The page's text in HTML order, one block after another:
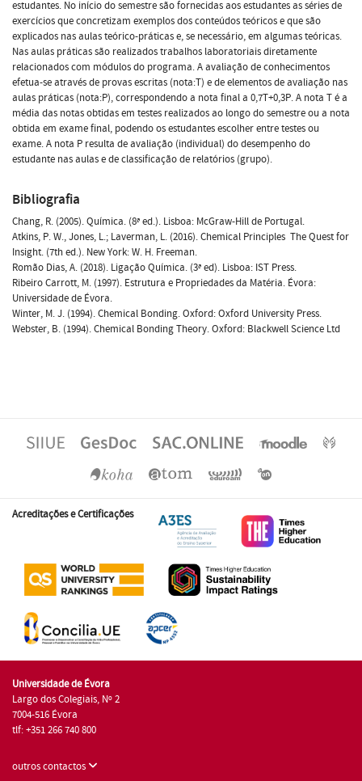
estudantes. No início do semestre são fornecidas aos estudantes as séries de
exercícios que concretizam exemplos dos conteúdos teóricos e que são
explicados nas aulas teórico-práticas e, se necessário, em algumas teóricas.
Nas aulas práticas são realizados trabalhos laboratoriais diretamente
relacionados com módulos do programa. A avaliação de conhecimentos
efetua-se através de provas escritas (nota:T) e de elementos de avaliação nas
aulas práticas (nota:P), correspondendo a nota final a 0,7T+0,3P. A nota T é a
média das notas obtidas em testes realizados ao longo do semestre ou a nota
obtida em exame final, podendo os estudantes escolher entre testes ou
exame. A nota P resulta de avaliação (individual) do desempenho do
estudante nas aulas e de classificação de relatórios (grupo).
Bibliografia
Chang, R. (2005). Química. (8ª ed.). Lisboa: McGraw-Hill de Portugal.
Atkins, P. W., Jones, L.; Laverman, L. (2016). Chemical Principles  The Quest for
Insight. (7th ed.). New York: W. H. Freeman.
Romão Dias, A. (2018). Ligação Química. (3ª ed). Lisboa: IST Press.
Ribeiro Carrott, M. (1997). Estrutura e Propriedades da Matéria. Évora:
Universidade de Évora.
Winter, M. J. (1994). Chemical Bonding. Oxford: Oxford University Press.
Webster, B. (1994). Chemical Bonding Theory. Oxford: Blackwell Science Ltd
Acreditações e Certificações
Universidade de Évora
Largo dos Colegiais, Nº 2
7004-516 Évora
tlf: +351 266 740 800
outros contactos